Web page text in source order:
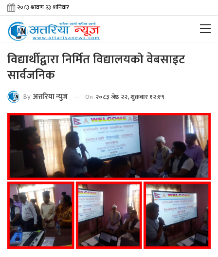
विद्यार्थीद्वारा निर्मित विद्यालयको वेबसाइट
सार्वजनिक
By अत्तरिया न्युज On २०८३ जेष्ठ २२, शुक्रबार १२:१९